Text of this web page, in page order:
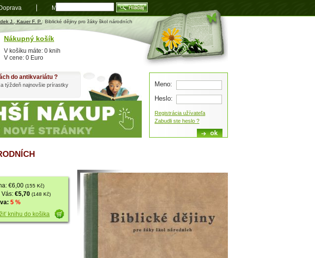
J., Kauer F. P. : Biblické dějiny pro žáky škol národních
€6,00 (155 Kč)
Vás: €5,70 (148 Kč)
5 %
knihu do košika
do antikvariátu ?
týždeň najnovšie prírastky
Meno:
Heslo:
Registrácia užívateľa
Zabudli ste heslo ?
Nákupný košík
V košíku máte: 0 knih
V cene: 0 Euro
Doprava Mapa